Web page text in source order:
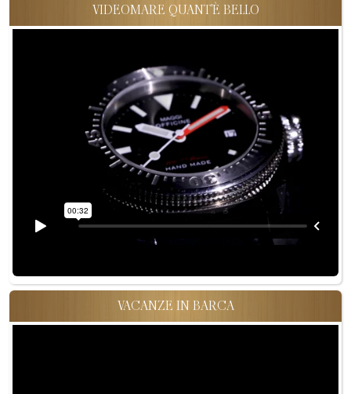
VIDEOMARE QUANT'È BELLO
VACANZE IN BARCA